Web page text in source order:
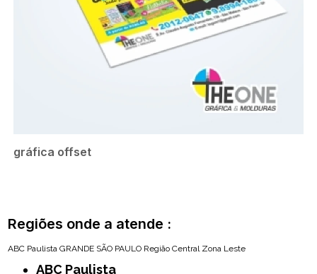
gráfica offset
Regiões onde a atende :
ABC Paulista GRANDE SÃO PAULO Região Central Zona Leste
ABC Paulista